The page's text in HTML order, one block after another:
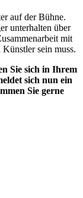
auf der Bühne.
unterhalten über
mit
sein muss.
Sie sich in Ihrem
sich nun ein
Sie gerne